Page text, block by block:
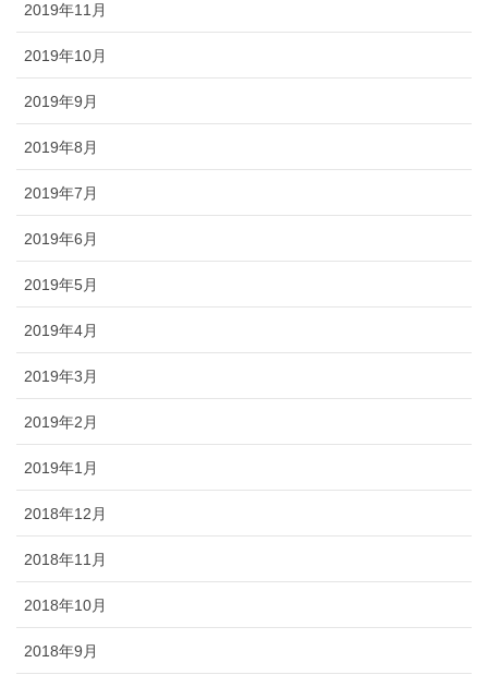
2019年11月
2019年10月
2019年9月
2019年8月
2019年7月
2019年6月
2019年5月
2019年4月
2019年3月
2019年2月
2019年1月
2018年12月
2018年11月
2018年10月
2018年9月